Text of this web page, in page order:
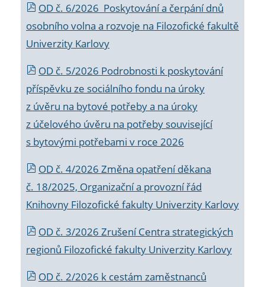
OD č. 6/2026 Poskytování a čerpání dnů
osobního volna a rozvoje na Filozofické fakultě
Univerzity Karlovy
OD č. 5/2026 Podrobnosti k poskytování
příspěvku ze sociálního fondu na úroky
z úvěru na bytové potřeby a na úroky
z účelového úvěru na potřeby související
s bytovými potřebami v roce 2026
OD č. 4/2026 Změna opatření děkana
č. 18/2025, Organizační a provozní řád
Knihovny Filozofické fakulty Univerzity Karlovy
OD č. 3/2026 Zrušení Centra strategických
regionů Filozofické fakulty Univerzity Karlovy
OD č. 2/2026 k cestám zaměstnanců